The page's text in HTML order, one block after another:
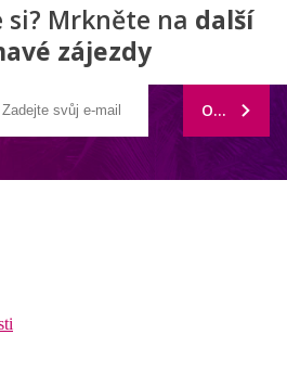
Mrkněte na další
zájezdy
ODEBÍRAT